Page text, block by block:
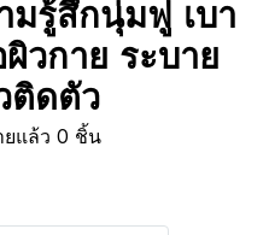
มรู้สึกนุ่มฟู เบา
วกาย ระบาย
ติดตัว
ยแล้ว 0 ชิ้น